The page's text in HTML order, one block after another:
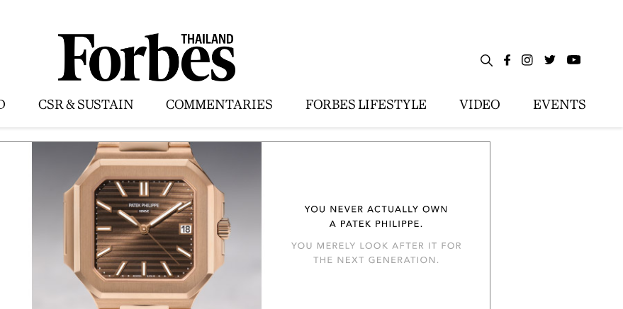
CSR & SUSTAIN COMMENTARIES FORBES LIFESTYLE VIDEO EVENTS